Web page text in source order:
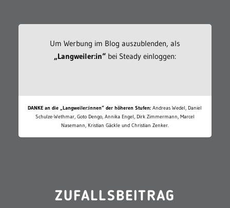
Um Werbung im Blog auszublenden, als
„Langweiler:in“bei Steady einloggen:
DANKE an die „Langweiler:innen“ der höheren Stufen: Andreas Wedel, Daniel
Schulze-Wethmar, Goto Dengo, Annika Engel, Dirk Zimmermann, Marcel
Nasemann, Kristian Gäckle und Christian Zenker.
ZUFALLSBEITRAG